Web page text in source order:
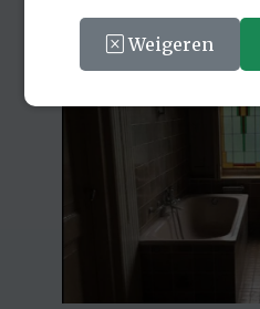
Weigeren